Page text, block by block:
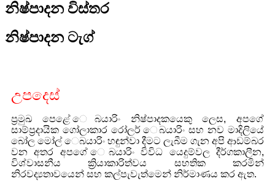
නිෂ්පාදන විස්තර
නිෂ්පාදන ටැග්
උපදෙස්
ප්‍රමුඛ පෙළේ ෙබයාරිං නිෂ්පාදකයෙකු ලෙස, අපගේ
සාම්ප්‍රදායික ගෝලාකාර රෝලර් ෙබයාරිං සහ නව මාදිලියේ
බෝල මෝල් ෙබයාරිං හඳුන්වා දීමට ලැබීම ගැන අපි ආඩම්බර
වන අතර අපගේ ෙබයාරිං විවිධ යෙදුම්වල දීර්ගකාලීන,
විශ්වාසනීය ක්‍රියාකාරිත්වය සහතික කරමින්
නිරවද්‍යතාවයෙන් සහ කල්පැවැත්මෙන් නිර්මාණය කර ඇත.